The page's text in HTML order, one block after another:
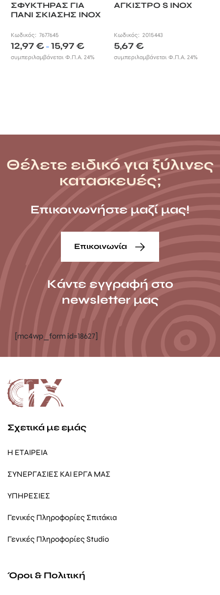
ΣΦΥΚΤΗΡΑΣ ΓΙΑ
ΠΑΝΙ ΣΚΙΑΣΗΣ INOX
Κωδικός:7677645
12,97€ – 15,97€
range:
συμπεριλαμβάνεται Φ.Π.Α. 24%
ΑΓΚΙΣΤΡΟ S INOX
Κωδικός:2015443
5,67€
συμπεριλαμβάνεται Φ.Π.Α. 24%
Θέλετε ειδικό για ξύλινες
κατασκευές;
Επικοινωνήστε μαζί μας!
Επικοινωνία
Κάντε εγγραφή στο
newsletter μας
[mc4wp_form id=18627]
Σχετικά με εμάς
Η ΕΤΑΙΡΕΙΑ
ΣΥΝΕΡΓΑΣΙΕΣ ΚΑΙ ΕΡΓΑ ΜΑΣ
ΥΠΗΡΕΣΙΕΣ
Γενικές Πληροφορίες Σπιτάκια
Γενικές Πληροφορίες Studio
Όροι & Πολιτική